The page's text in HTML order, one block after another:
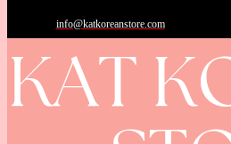
info@katkoreanstore.com